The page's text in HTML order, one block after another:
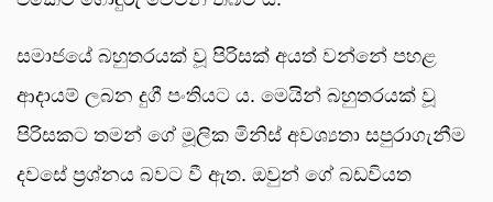
සමාජයේ බහුතරයක් වූ පිරිසක් අයත් වන්නේ පහළ
ආදායම් ලබන දුගී පංතියට ය. මෙයින් බහුතරයක් වූ
පිරිසකට තමන් ගේ මූලික මිනිස් අවශ්‍යතා සපුරාගැනීම
දවසේ ප්‍රශ්නය බවට වී ඇත. ඔවුන් ගේ බඩවියත